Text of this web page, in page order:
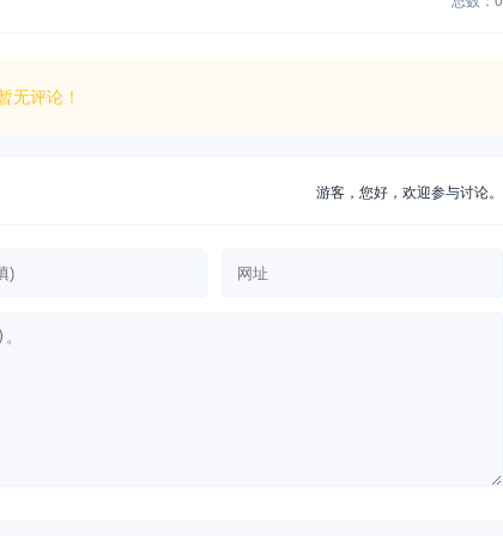
无评论！
游客， 您好，欢迎参与讨论。